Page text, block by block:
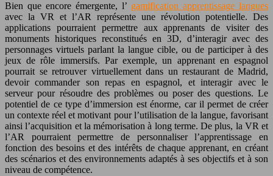
Bien que encore émergente, l’ gamification apprentissage langues
avec la VR et l’AR représente une révolution potentielle. Des
applications pourraient permettre aux apprenants de visiter des
monuments historiques reconstitués en 3D, d’interagir avec des
personnages virtuels parlant la langue cible, ou de participer à des
jeux de rôle immersifs. Par exemple, un apprenant en espagnol
pourrait se retrouver virtuellement dans un restaurant de Madrid,
devoir commander son repas en espagnol, et interagir avec le
serveur pour résoudre des problèmes ou poser des questions. Le
potentiel de ce type d’immersion est énorme, car il permet de créer
un contexte réel et motivant pour l’utilisation de la langue, favorisant
ainsi l’acquisition et la mémorisation à long terme. De plus, la VR et
l’AR pourraient permettre de personnaliser l’apprentissage en
fonction des besoins et des intérêts de chaque apprenant, en créant
des scénarios et des environnements adaptés à ses objectifs et à son
niveau de compétence.